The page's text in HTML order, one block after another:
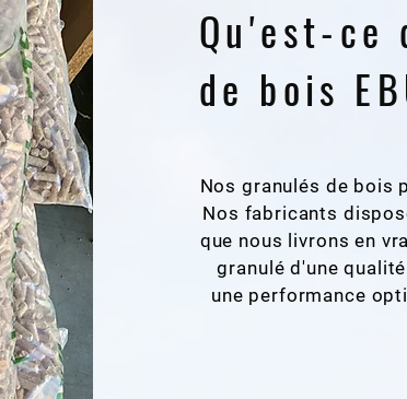
Qu'est-ce
de bois
Nos granulés de bois
Nos fabricants
que nous livrons en
granulé d'une
une performance